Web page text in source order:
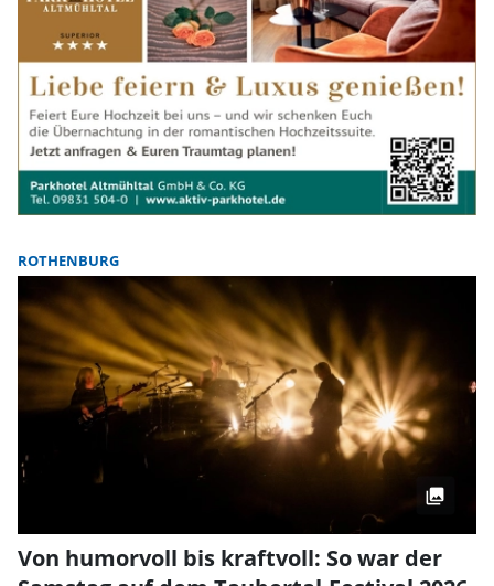
ROTHENBURG
Von humorvoll bis kraftvoll: So war der